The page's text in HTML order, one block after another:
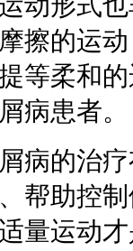
动形式
擦的运
等柔和
病患者。
病的治
帮助控
量运动